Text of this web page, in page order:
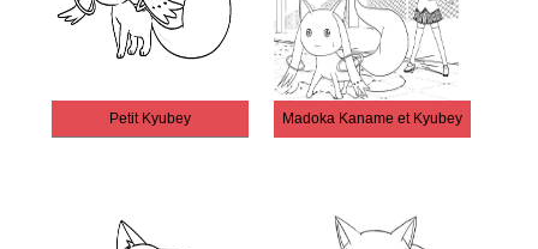
Petit Kyubey Madoka Kaname et Kyubey